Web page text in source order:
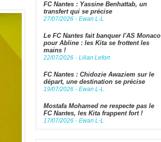
FC Nantes : Yassine Benhattab, un
transfert qui se précise
27/07/2026 - Ewan L-L
Le FC Nantes fait banquer l'AS Monaco
pour Abline : les Kita se frottent les
mains !
22/07/2026 - Lilian Lefort
FC Nantes : Chidozie Awaziem sur le
départ, une destination se précise
19/07/2026 - Ewan L-L
Mostafa Mohamed ne respecte pas le
FC Nantes, les Kita frappent fort !
17/07/2026 - Ewan L-L